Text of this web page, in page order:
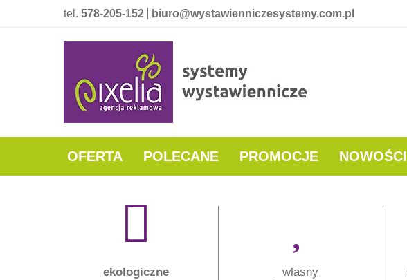
tel. 578-205-152 biuro@wystawienniczesystemy.com.pl
OFERTA POLECANE PROMOCJE NOWOŚCI
ekologiczne
własny